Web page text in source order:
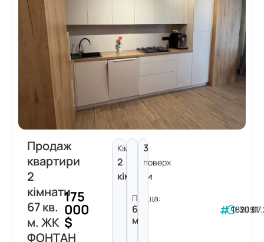
Продаж
квартири
2
кімнати
67 кв.
м. ЖК
ФОНТАН
175
000
$
Кімнат:
2
кімнати
Площа:
67
м²
3
поверх
182091